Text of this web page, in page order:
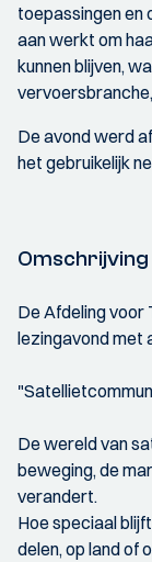
toepassingen en
aan werkt om
kunnen blijven,
De avond werd
het gebruikelijk
Omschrijving
De Afdeling voor
lezingavond met
De wereld van
beweging, de
verandert.
Hoe speciaal
delen, op land of